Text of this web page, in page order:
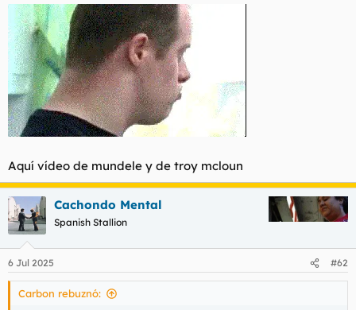
s
Aquí vídeo de mundele y de troy mcloun
Cachondo Mental
Spanish Stallion
6 Jul 2025 #62
Carbon rebuznó: